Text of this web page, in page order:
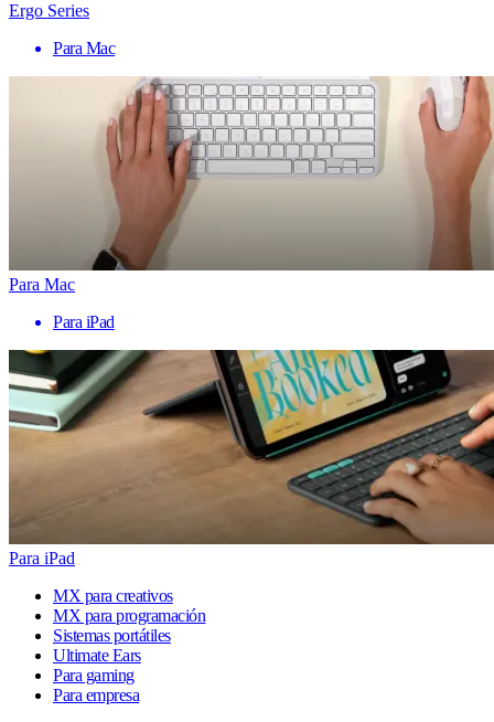
Ergo Series
Para Mac
Para Mac
Para iPad
Para iPad
MX para creativos
MX para programación
Sistemas portátiles
Ultimate Ears
Para gaming
Para empresa